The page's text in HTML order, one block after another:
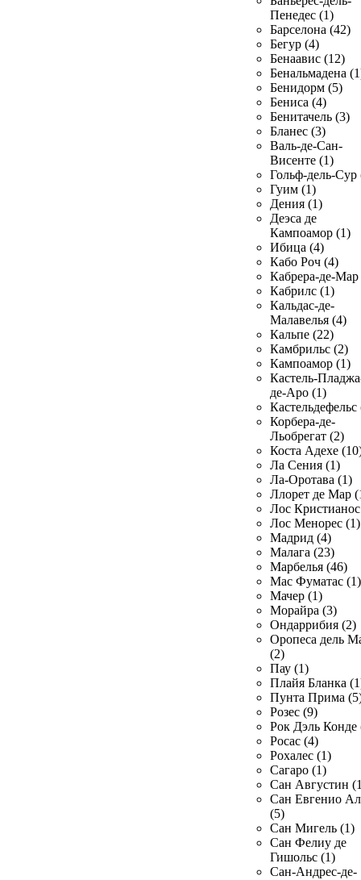
Пенедес (1)
Барселона (42)
Бегур (4)
Бенаавис (12)
Бенальмадена
Бенидорм (5)
Бениса (4)
Бенитачель (3)
Бланес (3)
Валь-де-Сан-
Висенте (1)
Гольф-дель-Сур
Гуим (1)
Дения (1)
Деэса де
Кампоамор (1)
Ибица (4)
Кабо Роч (4)
Кабрера-де-Мар
Кабрилс (1)
Кальдас-де-
Малавелья (4)
Кальпе (22)
Камбрильс (2)
Кампоамор (1)
Кастель-
де-Аро (1)
Кастельдефельс
Корбера-де-
Льобрегат (2)
Коста Адехе
Ла Сения (1)
Ла-Оротава (1)
Ллорет де Мар
Лос
Лос Менорес (1)
Мадрид (4)
Малага (23)
Марбелья (46)
Мас Фуматас (1)
Мачер (1)
Морайра (3)
Ондаррибия (2)
Оропеса дель
(2)
Пау (1)
Плайя Бланка
Пунта Прима
Розес (9)
Рок Дэль Конде
Росас (4)
Рохалес (1)
Сагаро (1)
Сан Августин
Сан Евгенио
(5)
Сан Мигель (1)
Сан Фелиу де
Гишольс (1)
Сан-Андрес-де-